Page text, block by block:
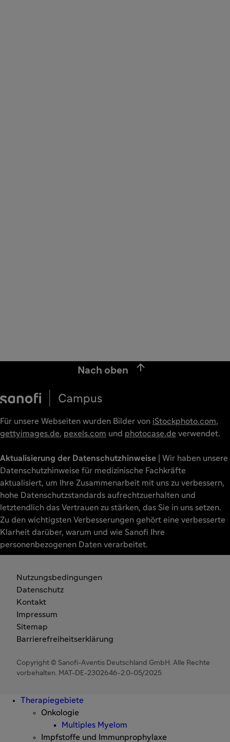
Nach oben 
Für unsere Webseiten wurden Bilder von iStockphoto.com,
gettyimages.de, pexels.com und photocase.de verwendet.
Aktualisierung der Datenschutzhinweise | Wir haben unsere
Datenschutzhinweise für medizinische Fachkräfte
aktualisiert, um Ihre Zusammenarbeit mit uns zu verbessern,
hohe Datenschutzstandards aufrechtzuerhalten und
letztendlich das Vertrauen zu stärken, das Sie in uns setzen.
Zu den wichtigsten Verbesserungen gehört eine verbesserte
Klarheit darüber, warum und wie Sanofi Ihre
personenbezogenen Daten verarbeitet.
Nutzungsbedingungen
Datenschutz
Kontakt
Impressum
Sitemap
Barrierefreiheitserklärung
Copyright © Sanofi-Aventis Deutschland GmbH. Alle Rechte
vorbehalten. MAT-DE-2302646-2.0-05/2025
Therapiegebiete
Onkologie
Multiples Myelom
Impfstoffe und Immunprophylaxe